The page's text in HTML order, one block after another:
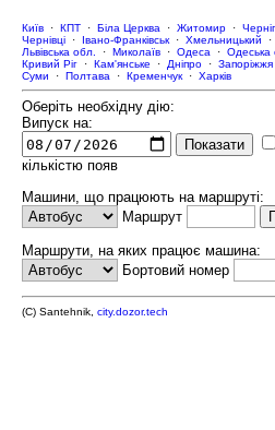
Київ · КПТ · Біла Церква · Житомир ·
Чернівці · Івано-Франківськ · Хмельницький ·
Львівська обл.
· Миколаїв · Одеса · Одеська
Кривий Ріг · Кам'янське · Дніпро · Запоріжжя
Суми · Полтава · Кременчук · Харків
Оберіть необхідну дію:
Випуск на:
кількістю появ
Машини, що працюють на маршруті:
Маршрут
Маршрути, на яких працює машина:
Бортовий номер
(C) Santehnik, city.dozor.tech